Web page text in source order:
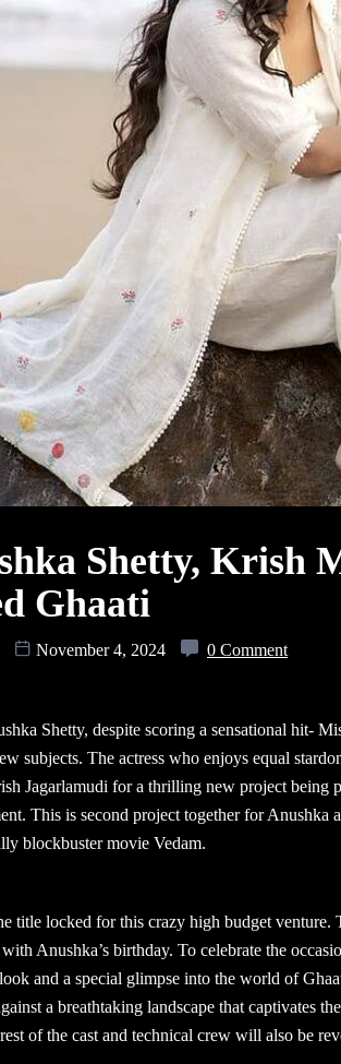
Shetty, Krish
Ghaati
November 4, 2024 0 Comment
Shetty, despite scoring a sensational hit-
subjects. The actress who enjoys equal
Jagarlamudi for a thrilling new project being
This is second project together for Anushka
blockbuster movie Vedam.
title locked for this crazy high budget venture.
Anushka’s birthday. To celebrate the
and a special glimpse into the world of
a breathtaking landscape that captivates
of the cast and technical crew will also be